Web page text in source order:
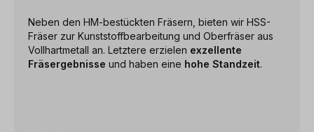
Neben den HM-bestückten Fräsern, bieten wir HSS-
Fräser zur Kunststoffbearbeitung und Oberfräser aus
Vollhartmetall an. Letztere erzielen exzellente
Fräsergebnisse und haben eine hohe Standzeit.